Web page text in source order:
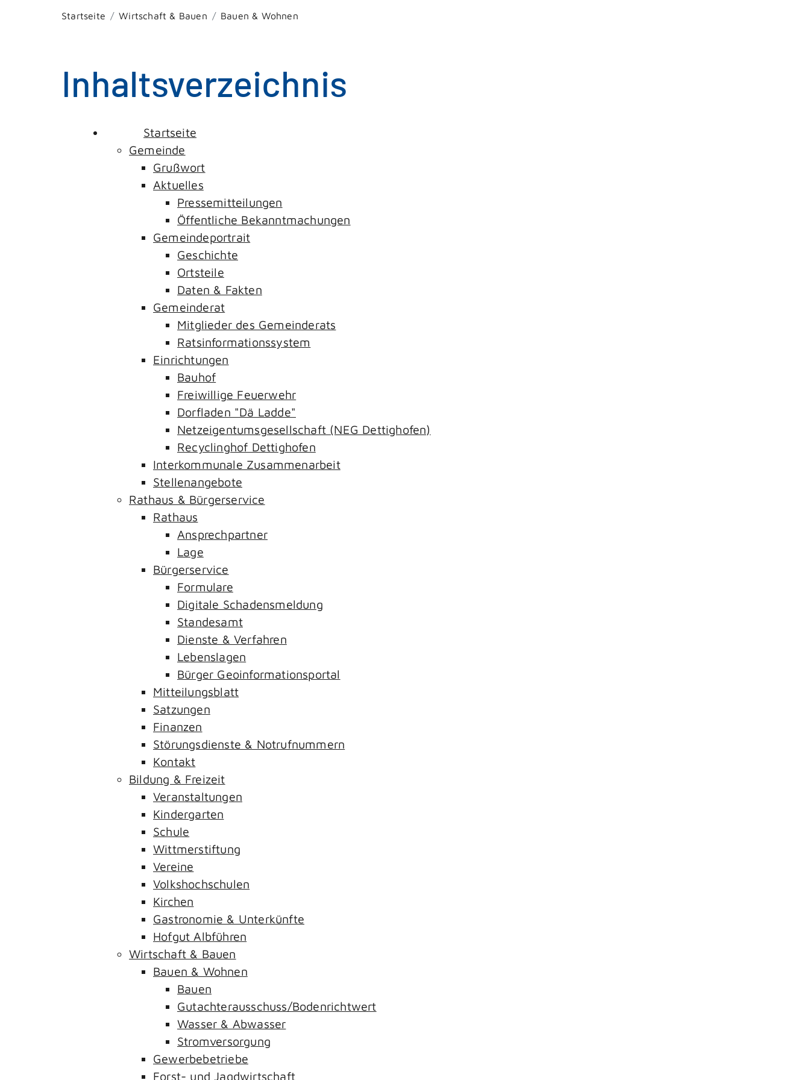
Startseite Wirtschaft & Bauen Bauen & Wohnen
Inhaltsverzeichnis
Startseite
Gemeinde
Grußwort
Aktuelles
Pressemitteilungen
Öffentliche Bekanntmachungen
Gemeindeportrait
Geschichte
Ortsteile
Daten & Fakten
Gemeinderat
Mitglieder des Gemeinderats
Ratsinformationssystem
Einrichtungen
Bauhof
Freiwillige Feuerwehr
Dorfladen "Dä Ladde"
Netzeigentumsgesellschaft (NEG Dettighofen)
Recyclinghof Dettighofen
Interkommunale Zusammenarbeit
Stellenangebote
Rathaus & Bürgerservice
Rathaus
Ansprechpartner
Lage
Bürgerservice
Formulare
Digitale Schadensmeldung
Standesamt
Dienste & Verfahren
Lebenslagen
Bürger Geoinformationsportal
Mitteilungsblatt
Satzungen
Finanzen
Störungsdienste & Notrufnummern
Kontakt
Bildung & Freizeit
Veranstaltungen
Kindergarten
Schule
Wittmerstiftung
Vereine
Volkshochschulen
Kirchen
Gastronomie & Unterkünfte
Hofgut Albführen
Wirtschaft & Bauen
Bauen & Wohnen
Bauen
Gutachterausschuss/Bodenrichtwert
Wasser & Abwasser
Stromversorgung
Gewerbebetriebe
Forst- und Jagdwirtschaft